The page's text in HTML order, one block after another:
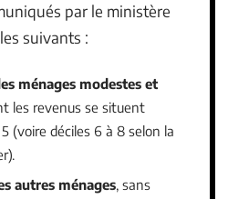
par le ministère
suivants :
ménages modestes et
les revenus se situent
(voire déciles 6 à 8 selon la
autres ménages, sans